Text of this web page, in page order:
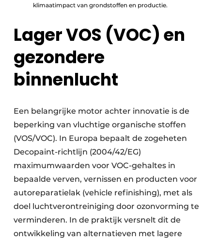
klimaatimpact van grondstoffen en productie.
Lager VOS (VOC) en
gezondere
binnenlucht
Een belangrijke motor achter innovatie is de
beperking van vluchtige organische stoffen
(VOS/VOC). In Europa bepaalt de zogeheten
Decopaint-richtlijn (2004/42/EG)
maximumwaarden voor VOC-gehaltes in
bepaalde verven, vernissen en producten voor
autoreparatielak (vehicle refinishing), met als
doel luchtverontreiniging door ozonvorming te
verminderen. In de praktijk versnelt dit de
ontwikkeling van alternatieven met lagere